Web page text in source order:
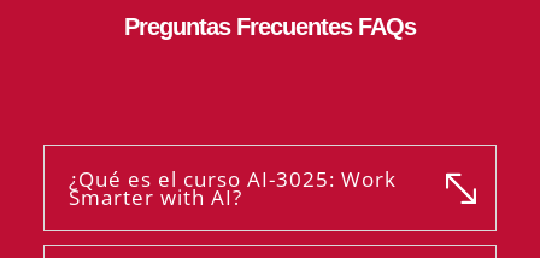
Preguntas Frecuentes FAQs
¿Qué es el curso AI-3025: Work
Smarter with AI?